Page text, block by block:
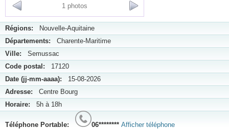
1 photos
Régions: Nouvelle-Aquitaine
Départements: Charente-Maritime
Ville: Semussac
Code postal: 17120
Date (jj-mm-aaaa): 15-08-2026
Adresse: Centre Bourg
Horaire: 5h à 18h
Téléphone Portable: 06******** Afficher téléphone